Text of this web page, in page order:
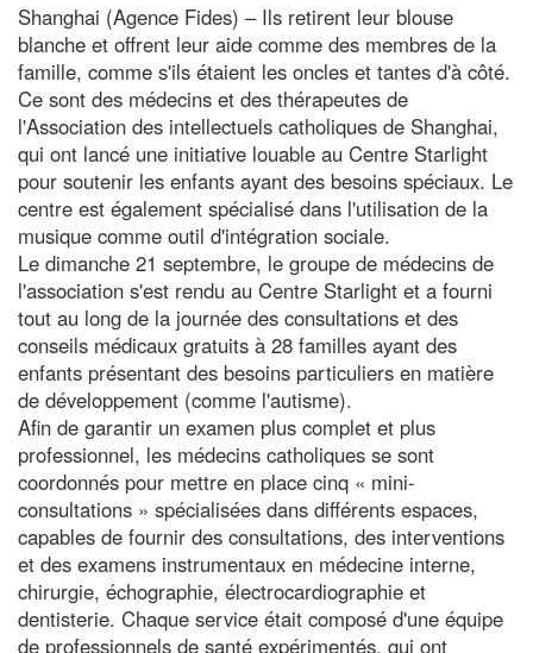
Shanghai (Agence Fides) – Ils retirent leur blouse
blanche et offrent leur aide comme des membres de la
famille, comme s'ils étaient les oncles et tantes d'à côté.
Ce sont des médecins et des thérapeutes de
l'Association des intellectuels catholiques de Shanghai,
qui ont lancé une initiative louable au Centre Starlight
pour soutenir les enfants ayant des besoins spéciaux. Le
centre est également spécialisé dans l'utilisation de la
musique comme outil d'intégration sociale.
Le dimanche 21 septembre, le groupe de médecins de
l'association s'est rendu au Centre Starlight et a fourni
tout au long de la journée des consultations et des
conseils médicaux gratuits à 28 familles ayant des
enfants présentant des besoins particuliers en matière
de développement (comme l'autisme).
Afin de garantir un examen plus complet et plus
professionnel, les médecins catholiques se sont
coordonnés pour mettre en place cinq « mini-
consultations » spécialisées dans différents espaces,
capables de fournir des consultations, des interventions
et des examens instrumentaux en médecine interne,
chirurgie, échographie, électrocardiographie et
dentisterie. Chaque service était composé d'une équipe
de professionnels de santé expérimentés, qui ont